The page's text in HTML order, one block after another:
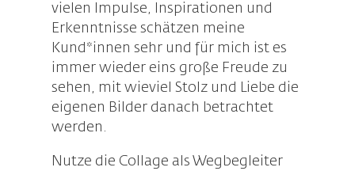
vielen Impulse, Inspirationen und
Erkenntnisse schätzen meine
Kund*innen sehr und für mich ist es
immer wieder eins große Freude zu
sehen, mit wieviel Stolz und Liebe die
eigenen Bilder danach betrachtet
werden.
Nutze die Collage als Wegbegleiter